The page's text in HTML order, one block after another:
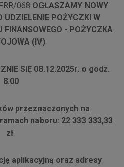
068 OGŁASZAMY NOWY
UDZIELENIE POŻYCZKI W
FINANSOWEGO - POŻYCZKA
(IV)
SIĘ 08.12.2025r. o godz.
8.00
przeznaczonych na
naboru: 22 333 333,33
zł
aplikacyjną oraz adresy